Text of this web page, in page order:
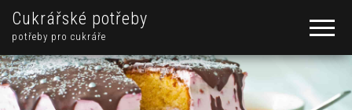
Cukrářské potřeby
potřeby pro cukráře